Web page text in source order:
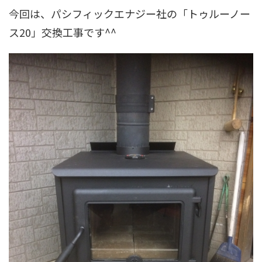
今回は、パシフィックエナジー社の「トゥルーノー
ス20」交換工事です^^